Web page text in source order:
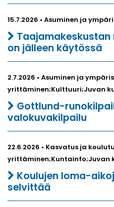
15.7.2026 • Asuminen ja
on jälleen käytössä
2.7.2026 • Asuminen ja
yrittäminen;Kulttuuri;Juvan
Gottlund-
valokuvakilpailu
22.6.2026 • Kasvatus ja
yrittäminen;Kuntainfo;Juvan
Koulujen loma-
selvittää